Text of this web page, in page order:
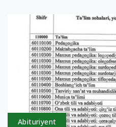
Abituriyent